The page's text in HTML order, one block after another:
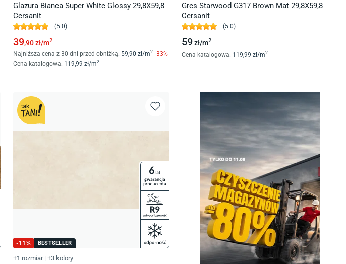
Glazura Bianca Super White Glossy 29,8X59,8
Cersanit
(5.0)
39,90zł/m2
Najniższa cena z 30 dni przed obniżką: 59 ,90 zł/m2 -33%
Cena katalogowa: 119 ,99 zł/m2
Gres Starwood G317 Brown Mat 29,8X59,8
Cersanit
(5.0)
59zł/m2
Cena katalogowa: 119 ,99 zł/m2
-11 % BESTSELLER
+1 rozmiar | +3 kolory